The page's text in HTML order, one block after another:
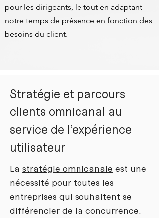
pour les dirigeants, le tout en adaptant
notre temps de présence en fonction des
besoins du client.
Stratégie et parcours
clients omnicanal au
service de l’expérience
utilisateur
La stratégie omnicanale est une
nécessité pour toutes les
entreprises qui souhaitent se
différencier de la concurrence.